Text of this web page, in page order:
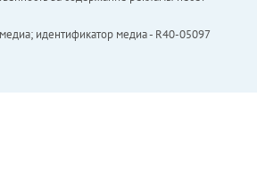
идентификатор медиа - R40-05097